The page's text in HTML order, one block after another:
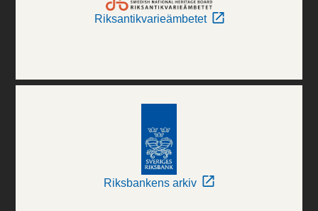
Riksantikvarieämbetet
Riksbankens arkiv